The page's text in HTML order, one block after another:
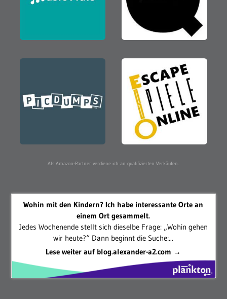
Als Amazon-Partner verdiene ich an qualifizierten Verkäufen.
Wohin mit den Kindern? Ich habe interessante Orte an
einem Ort gesammelt.
Jedes Wochenende stellt sich dieselbe Frage: „Wohin gehen
wir heute?“ Dann beginnt die Suche:...
Lese weiter auf blog.alexander-a2.com →